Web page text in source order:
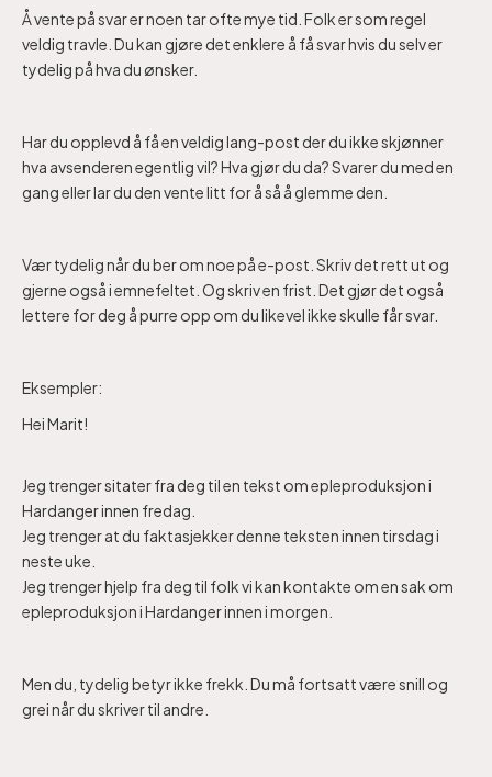
Å vente på svar er noen tar ofte mye tid. Folk er som regel
veldig travle. Du kan gjøre det enklere å få svar hvis du selv er
tydelig på hva du ønsker.
Har du opplevd å få en veldig lang-post der du ikke skjønner
hva avsenderen egentlig vil? Hva gjør du da? Svarer du med en
gang eller lar du den vente litt for å så å glemme den.
Vær tydelig når du ber om noe på e-post. Skriv det rett ut og
gjerne også i emnefeltet. Og skriv en frist. Det gjør det også
lettere for deg å purre opp om du likevel ikke skulle får svar.
Eksempler:
Hei Marit!
Jeg trenger sitater fra deg til en tekst om epleproduksjon i
Hardanger innen fredag.
Jeg trenger at du faktasjekker denne teksten innen tirsdag i
neste uke.
Jeg trenger hjelp fra deg til folk vi kan kontakte om en sak om
epleproduksjon i Hardanger innen i morgen.
Men du, tydelig betyr ikke frekk. Du må fortsatt være snill og
grei når du skriver til andre.